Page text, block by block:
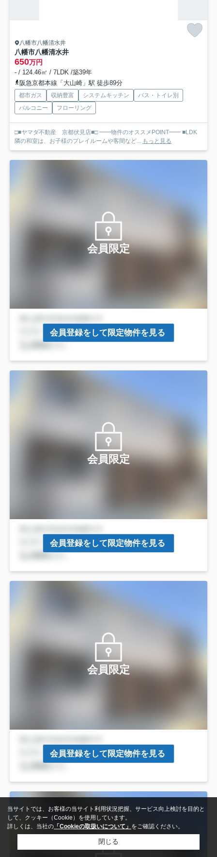
八幡市八幡清水井
八幡市八幡清水井
650万円
- / 124.46㎡ / 7LDK /築39年
阪急京都本線「大山崎」駅 徒歩89分
都市ガス 収納豊富 システムキッチン
バス・トイレ別
バルコニー
フローリング
□■ヤマダ不動産 京都伏見店■□ ━━物件のオススメPOINT━━ ■LDK
隣の和室は、お子様のプレイルームや客間など...
もっと見る
会員限定
会員登録をして限定物件を見る
会員限定
会員登録をして限定物件を見る
会員限定
会員登録をして限定物件を見る
当サイトでは、お客様の当サイト利用状況把握、サービス向上検討を目的と
して、クッキー（Cookie）を使用しています。
詳しくは、当社の 「Cookieの取扱いについて」 をご確認ください。
閉じる